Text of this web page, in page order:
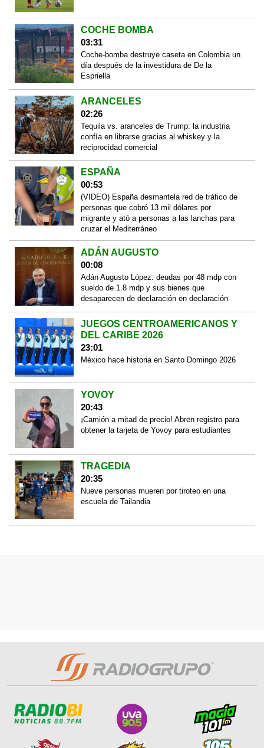
COCHE BOMBA
03:31
Coche-bomba destruye caseta en Colombia un
día después de la investidura de De la
Espriella
ARANCELES
02:26
Tequila vs. aranceles de Trump: la industria
confía en librarse gracias al whiskey y la
reciprocidad comercial
ESPAÑA
00:53
(VIDEO) España desmantela red de tráfico de
personas que cobró 13 mil dólares por
migrante y ató a personas a las lanchas para
cruzar el Mediterráneo
ADÁN AUGUSTO
00:08
Adán Augusto López: deudas por 48 mdp con
sueldo de 1.8 mdp y sus bienes que
desaparecen de declaración en declaración
JUEGOS CENTROAMERICANOS Y
DEL CARIBE 2026
23:01
México hace historia en Santo Domingo 2026
YOVOY
20:43
¡Camión a mitad de precio! Abren registro para
obtener la tarjeta de Yovoy para estudiantes
TRAGEDIA
20:35
Nueve personas mueren por tiroteo en una
escuela de Tailandia